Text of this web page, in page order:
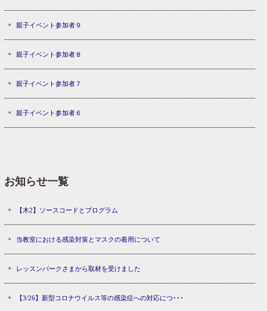
親子イベント参加者９
親子イベント参加者８
親子イベント参加者７
親子イベント参加者６
お知らせ一覧
【木2】ソースコードとプログラム
当教室における感染対策とマスクの着用について
レッスンパークさまから取材を受けました
【3/26】新型コロナウイルス等の感染症への対応につ･･･